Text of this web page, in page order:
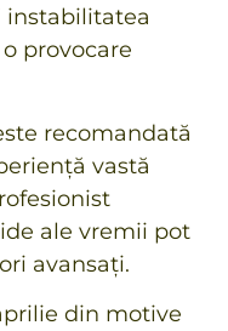
instabilitatea
provocare
recomandată
vastă
ale vremii pot
avansați.
din motive